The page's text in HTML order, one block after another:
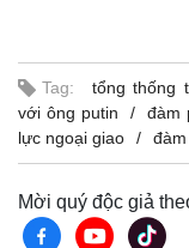
Tag: tổng thống
với ông putin
đàm
lực ngoại giao
Mời quý độc giả